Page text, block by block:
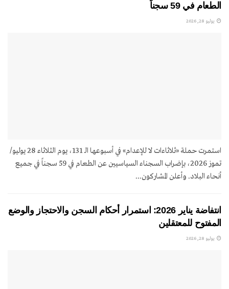
الطعام في 59 سجناً
يوليو 28, 2026
استمرت حملة «ثلاثاءات لا للإعدام» في أسبوعها الـ 131، يوم الثلاثاء 28 يوليو/
تموز 2026، بإضراب السجناء السياسيين عن الطعام في 59 سجناً في جميع
أنحاء البلاد. وأعلن المشاركون...
انتفاضة يناير 2026: استمرار أحكام السجن والاحتجاز والوضع
المفتوح للمعتقلين
يوليو 28, 2026